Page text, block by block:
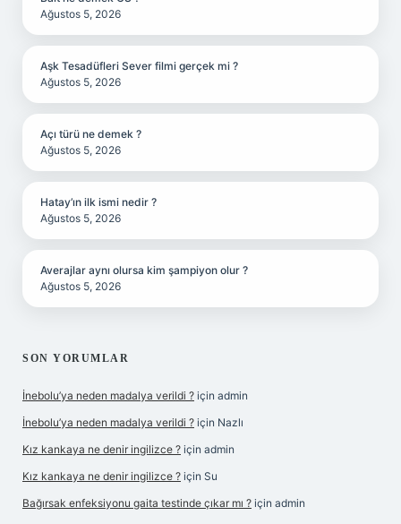
Ağustos 5, 2026
Aşk Tesadüfleri Sever filmi gerçek mi ?
Ağustos 5, 2026
Açı türü ne demek ?
Ağustos 5, 2026
Hatay’ın ilk ismi nedir ?
Ağustos 5, 2026
Averajlar aynı olursa kim şampiyon olur ?
Ağustos 5, 2026
SON YORUMLAR
İnebolu’ya neden madalya verildi ? için admin
İnebolu’ya neden madalya verildi ? için Nazlı
Kız kankaya ne denir ingilizce ? için admin
Kız kankaya ne denir ingilizce ? için Su
Bağırsak enfeksiyonu gaita testinde çıkar mı ? için admin